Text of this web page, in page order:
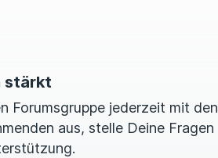
stärkt
Forumsgruppe jederzeit mit den
aus, stelle Deine Fragen